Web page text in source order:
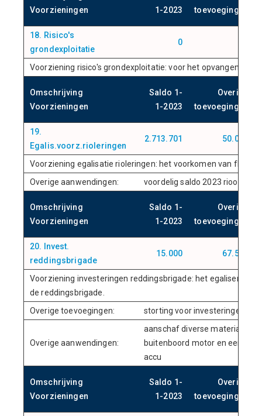
Voorzieningen
1-2023
toevoegingen
18. Risico's
grondexploitatie
0
Voorziening risico's grondexploitatie: voor het opvangen van
Omschrijving
Voorzieningen
Saldo 1-
1-2023
Overige
toevoegingen
19.
Egalis.voorz.rioleringen
2.713.701 50.041
Voorziening egalisatie rioleringen: het voorkomen van
Overige aanwendingen:
voordelig saldo 2023
Omschrijving
Voorzieningen
Saldo 1-
1-2023
Overige
toevoegingen
20. Invest.
reddingsbrigade
15.000 67.585
Voorziening investeringen reddingsbrigade: het egaliseren
de reddingsbrigade.
Overige toevoegingen:
storting voor investeringen
Overige aanwendingen:
aanschaf diverse materialen
buitenboord motor en een
accu
Omschrijving
Voorzieningen
Saldo 1-
1-2023
Overige
toevoegingen